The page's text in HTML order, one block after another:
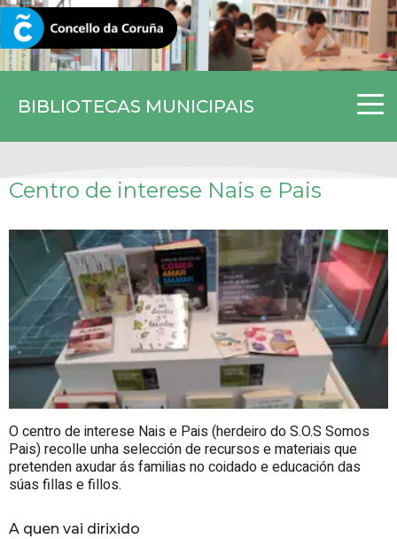
BIBLIOTECAS MUNICIPAIS
CORUNA.GAL
Centro de interese Nais e Pais
O centro de interese Nais e Pais (herdeiro doS.O.S Somos
Pais) recolle unha selección de recursos e materiais que
pretenden axudar ás familias no coidado e educación das
súas fillas e fillos.
A quen vai dirixido